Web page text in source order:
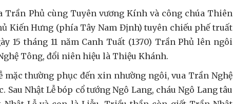
Trần Phủ cùng Tuyên vương Kính và công chúa Thiên
Kiến Hưng (phía Tây Nam Định) tuyên chiếu phế truất
15 tháng 11 năm Canh Tuất (1370) Trần Phủ lên ngôi
Tông, đổi niên hiệu là Thiệu Khánh.
mặc thường phục đến xin nhường ngôi, vua Trần Nghệ
Sau Nhật Lễ bóp cổ tướng Ngô Lang, cháu Ngô Lang tâu